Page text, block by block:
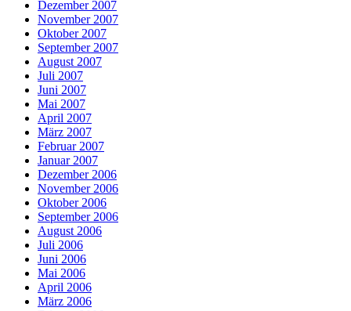
Dezember 2007
November 2007
Oktober 2007
September 2007
August 2007
Juli 2007
Juni 2007
Mai 2007
April 2007
März 2007
Februar 2007
Januar 2007
Dezember 2006
November 2006
Oktober 2006
September 2006
August 2006
Juli 2006
Juni 2006
Mai 2006
April 2006
März 2006